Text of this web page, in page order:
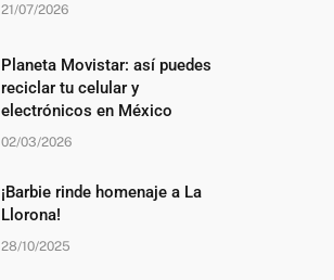
21/07/2026
Planeta Movistar: así puedes
reciclar tu celular y
electrónicos en México
02/03/2026
¡Barbie rinde homenaje a La
Llorona!
28/10/2025